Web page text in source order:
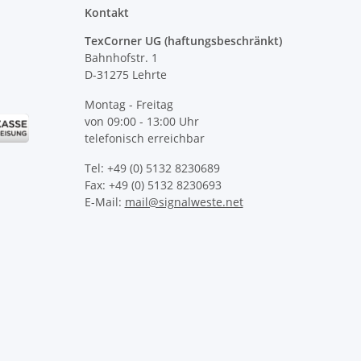
Kontakt
TexCorner UG (haftungsbeschränkt)
Bahnhofstr. 1
D-31275 Lehrte
Montag - Freitag
von 09:00 - 13:00 Uhr
telefonisch erreichbar
Tel: +49 (0) 5132 8230689
Fax: +49 (0) 5132 8230693
E-Mail:mail@signalweste.net